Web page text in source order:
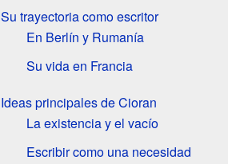
Su trayectoria como escritor
En Berlín y Rumanía
Su vida en Francia
Ideas principales de Cioran
La existencia y el vacío
Escribir como una necesidad